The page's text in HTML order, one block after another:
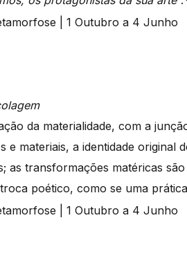
da materialidade, com a
e materiais, a identidade original
as transformações matéricas
poético, como se uma